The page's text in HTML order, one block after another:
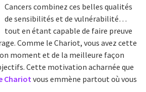
Cancers combinez ces belles qualités
de sensibilités et de vulnérabilité…
tout en étant capable de faire preuve
Comme le Chariot, vous avez cette
moment et de la meilleure façon
Cette motivation acharnée que
Chariot vous emmène partout où vous